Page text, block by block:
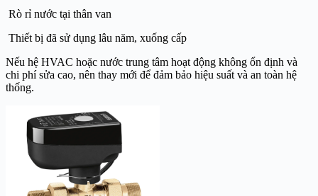
Rò rỉ nước tại thân van
Thiết bị đã sử dụng lâu năm, xuống cấp
Nếu hệ HVAC hoặc nước trung tâm hoạt động không ổn định và
chi phí sửa cao, nên thay mới để đảm bảo hiệu suất và an toàn hệ
thống.